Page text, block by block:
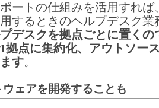
ートの仕組みを活用すれば
するときのヘルプデスク業
デスクを拠点ごとに置くの
拠点に集約化、アウトソー
す。
ェアを開発することも